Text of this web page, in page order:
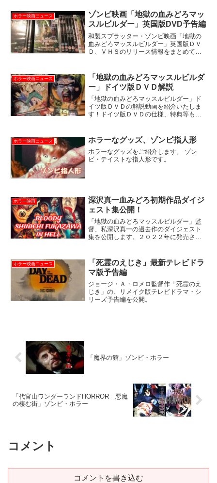
イクシール」をご紹介しま...
ホラー映画ニュース
ゾンビ映画「地獄の血みどろマッ
スルビルダー」英国版DVD予告編
和製スプラッター・ゾンビ映画「地獄の
血みどろマッスルビルダー」英国版ＤＶ
Ｄ、ＶＨＳのリリース情報をまとめてい
告編もご紹介！
ホラー映画ニュース
「地獄の血みどろマッスルビルダ
ー」ドイツ版ＤＶＤ解説
「地獄の血みどろマッスルビルダー」ド
イツ版ＤＶＤの解説動画を紹介いたしま
す！ドイツ版ＤＶＤの仕様、特典等も解
ホラー映画ニュース ホラーなグッズ、ゾンビ指人形
ホラーなグッズをご紹介します。 ゾン
ビ・テイストな指人形です。
ホラー映画
深沢真一血みどろ初期作品ダイジ
ェスト集公開！
「地獄の血みどろマッスルビルダー」監
督、私深沢真一の過去作のダイジェスト
集を公開します。２０２２年に発売され
短縮版です。手作り感溢れ過ぎなアナロ
グ・ゴア描写の連打１分半。
ホラー映画ニュース
「死霊のえじき」最新テレビドラ
マ版予告編
ジョージ・Ａ・ロメロ監督作「死霊のえ
じき」の、リメイク版テレビドラマ・シ
リーズ予告編を公開。
「魔界の館」ゾンビ・ホラー
「代官山ワンダーランドHORROR 悪魔
の棲む街」ゾンビ・ホラー
コメント
コメントを書き込む